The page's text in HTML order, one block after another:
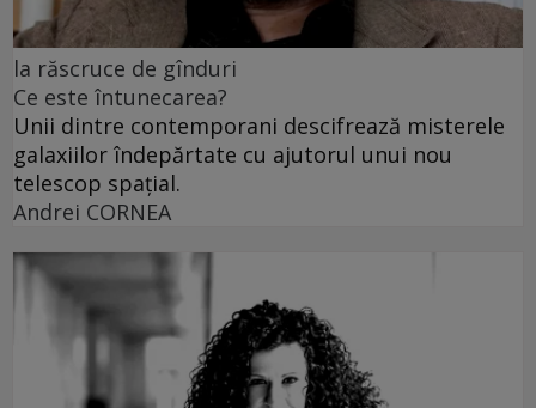
la răscruce de gînduri
Ce este întunecarea?
Unii dintre contemporani descifrează misterele
galaxiilor îndepărtate cu ajutorul unui nou
telescop spațial.
Andrei CORNEA